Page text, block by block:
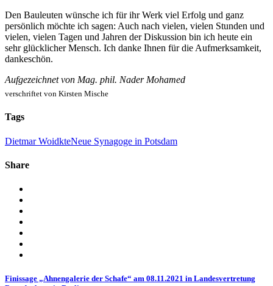
Den Bauleuten wünsche ich für ihr Werk viel Erfolg und ganz
persönlich möchte ich sagen: Auch nach vielen, vielen Stunden und
vielen, vielen Tagen und Jahren der Diskussion bin ich heute ein
sehr glücklicher Mensch. Ich danke Ihnen für die Aufmerksamkeit,
dankeschön.
Aufgezeichnet von Mag. phil. Nader Mohamed
verschriftet von Kirsten Mische
Tags
Dietmar WoidkteNeue Synagoge in Potsdam
Share
Finissage „Ahnengalerie der Schafe“ am 08.11.2021 in Landesvertretung